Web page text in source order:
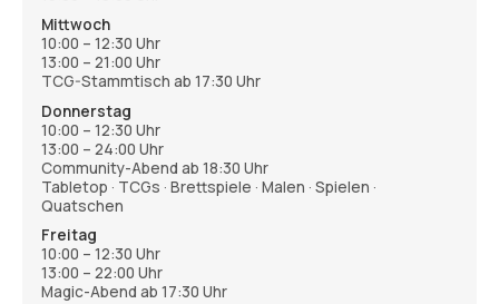
Mittwoch
10:00 – 12:30 Uhr
13:00 – 21:00 Uhr
TCG-Stammtisch ab 17:30 Uhr
Donnerstag
10:00 – 12:30 Uhr
13:00 – 24:00 Uhr
Community-Abend ab 18:30 Uhr
Tabletop · TCGs · Brettspiele · Malen · Spielen ·
Quatschen
Freitag
10:00 – 12:30 Uhr
13:00 – 22:00 Uhr
Magic-Abend ab 17:30 Uhr